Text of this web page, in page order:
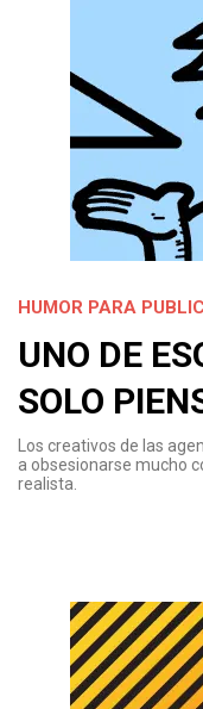
HUMOR PARA
UNO DE
SOLO
Los creativos de las
a obsesionarse mucho
realista.